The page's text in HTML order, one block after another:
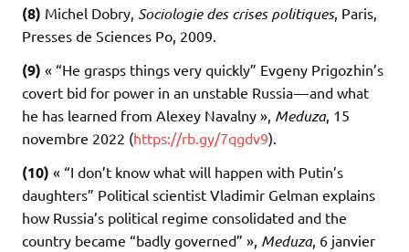
(8) Michel Dobry, Sociologie des crises politiques, Paris,
Presses de Sciences Po, 2009.
(9) « “He grasps things very quickly” Evgeny Prigozhin’s
covert bid for power in an unstable Russia — and what
he has learned from Alexey Navalny », Meduza, 15
novembre 2022 (https://​rb​.gy/​7​q​g​dv9).
(10) « “I don’t know what will happen with Putin’s
daughters” Political scientist Vladimir Gelman explains
how Russia’s political regime consolidated and the
country became “badly governed” », Meduza, 6 janvier